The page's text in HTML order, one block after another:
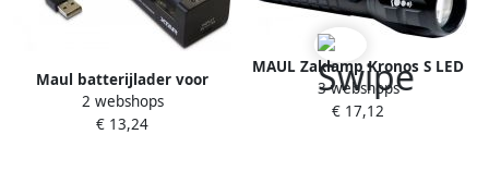
Maul batterijlader voor
batterij van zaklamp helios
(refs. 8187790 en 8188590)
2 webshops
€ 13,24
MAUL Zaklamp Kronos S LED
14cm lichtbereik 196m 3W
3 webshops
€ 17,12